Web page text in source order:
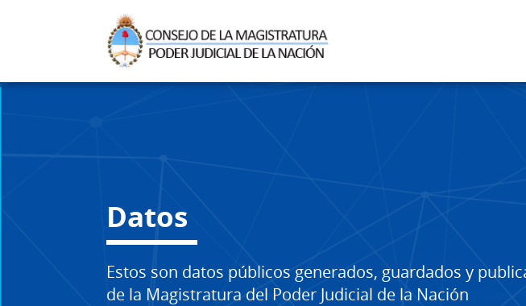
Datos
Estos son datos públicos generados, guardados y
de la Magistratura del Poder Judicial de la Nación